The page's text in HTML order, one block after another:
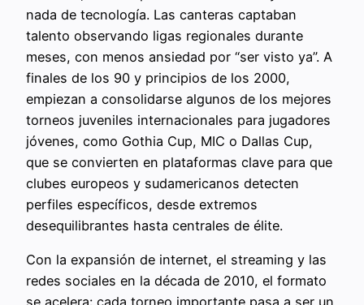
nada de tecnología. Las canteras captaban
talento observando ligas regionales durante
meses, con menos ansiedad por “ser visto ya”. A
finales de los 90 y principios de los 2000,
empiezan a consolidarse algunos de los mejores
torneos juveniles internacionales para jugadores
jóvenes, como Gothia Cup, MIC o Dallas Cup,
que se convierten en plataformas clave para que
clubes europeos y sudamericanos detecten
perfiles específicos, desde extremos
desequilibrantes hasta centrales de élite.
Con la expansión de internet, el streaming y las
redes sociales en la década de 2010, el formato